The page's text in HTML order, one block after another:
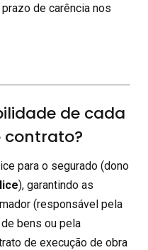
de carência nos
de cada
contrato?
para o segurado (dono
), garantindo as
(responsável pela
bens ou pela
de execução de obra